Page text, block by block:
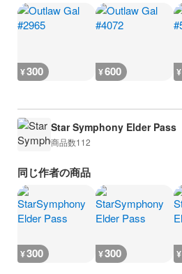
¥300 ¥600 ¥
Star Symphony Elder Pass
商品数112
同じ作者の商品
¥300 ¥300 ¥